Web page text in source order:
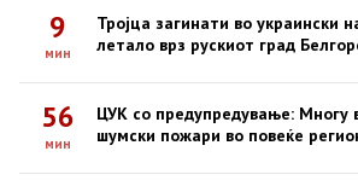
9
мин
Тројца загинати во украински
летало врз рускиот град
56
мин
ЦУК со предупредување: Многу
шумски пожари во повеќе